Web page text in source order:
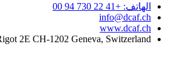
الهاتف: +41 22 730 94 00
info@dcaf.ch
www.dcaf.ch
2E CH-1202 Geneva, Switzerland